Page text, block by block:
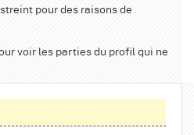
pour des raisons de
voir les parties du profil qui ne